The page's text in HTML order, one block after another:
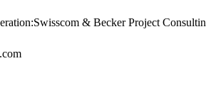
& Becker Project